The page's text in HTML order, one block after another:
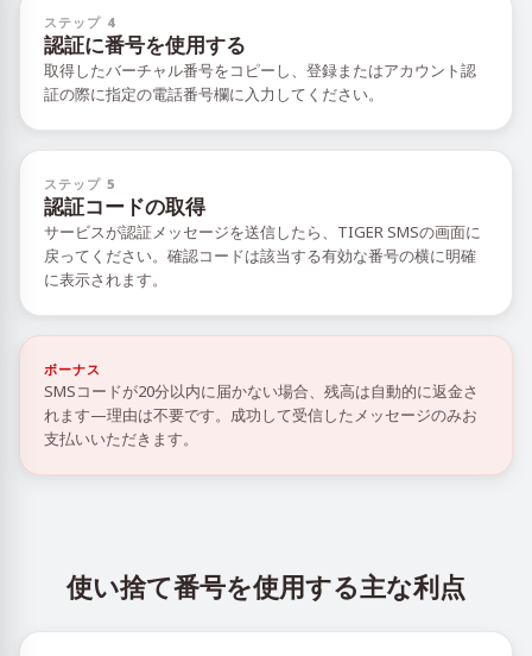
ステップ 4
認証に番号を使用する
取得したバーチャル番号をコピーし、登録またはアカウント認
証の際に指定の電話番号欄に入力してください。
ステップ 5
認証コードの取得
サービスが認証メッセージを送信したら、TIGER SMSの画面に
戻ってください。確認コードは該当する有効な番号の横に明確
に表示されます。
ボーナス
SMSコードが20分以内に届かない場合、残高は自動的に返金さ
れます—理由は不要です。成功して受信したメッセージのみお
支払いいただきます。
使い捨て番号を使用する主な利点